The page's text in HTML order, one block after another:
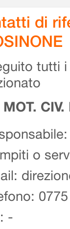
di
tutti
MOT.
o
-